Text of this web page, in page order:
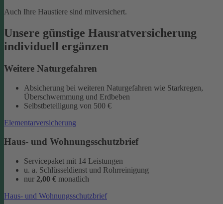
Auch Ihre Haustiere sind mitversichert.
Unsere günstige Hausratversicherung
individuell ergänzen
Weitere Naturgefahren
Absicherung bei weiteren Naturgefahren wie Starkregen,
Überschwemmung und Erdbeben
Selbstbeteiligung von 500 €
Elementarversicherung
Haus- und Wohnungsschutzbrief
Servicepaket mit 14 Leistungen
u. a. Schlüsseldienst und Rohrreinigung
nur 2,00 € monatlich
Haus- und Wohnungsschutzbrief